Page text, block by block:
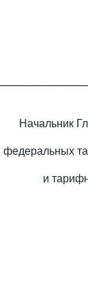
Начальник
федеральных
и